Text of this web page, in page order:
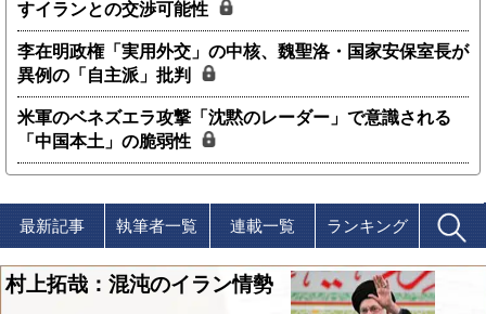
すイランとの交渉可能性
李在明政権「実用外交」の中核、魏聖洛・国家安保室長が
異例の「自主派」批判
米軍のベネズエラ攻撃「沈黙のレーダー」で意識される
「中国本土」の脆弱性
最新記事 執筆者一覧 連載一覧 ランキング
村上拓哉：混沌のイラン情勢